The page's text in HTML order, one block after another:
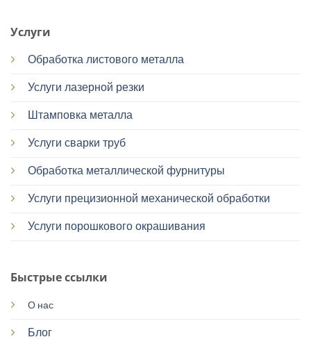
Услуги
Обработка листового металла
Услуги лазерной резки
Штамповка металла
Услуги сварки труб
Обработка металлической фурнитуры
Услуги прецизионной механической обработки
Услуги порошкового окрашивания
Быстрые ссылки
О нас
Блог